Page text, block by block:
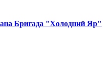
Бригада "Холодний Яр"